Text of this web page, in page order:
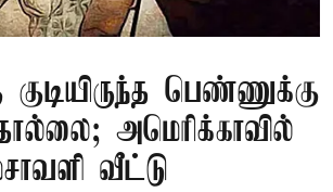
பெண்ணுக்கு
அமெரிக்காவில்
வீட்டு